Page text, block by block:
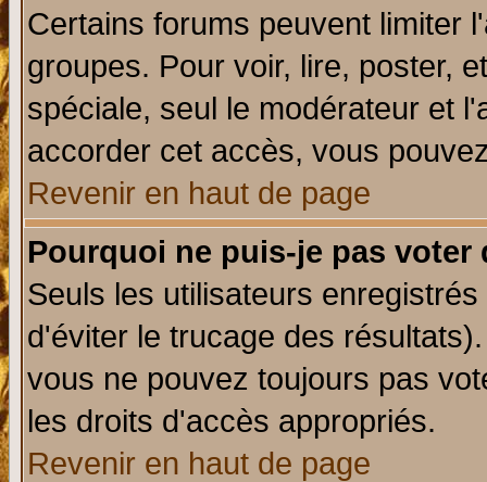
Certains forums peuvent limiter
groupes. Pour voir, lire, poster,
spéciale, seul le modérateur et
accorder cet accès, vous
Revenir en haut de page
Pourquoi ne puis-je pas voter
Seuls les utilisateurs
d'éviter le trucage des
vous ne pouvez toujours pas
les droits d'accès appropriés.
Revenir en haut de page